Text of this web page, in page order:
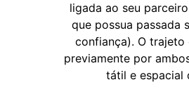
ligada ao seu
que possua passada
confiança). O trajeto
previamente por
tátil e espacial